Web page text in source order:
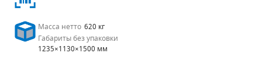
Масса нетто 620 кг
Габариты без упаковки
1235×1130×1500 мм